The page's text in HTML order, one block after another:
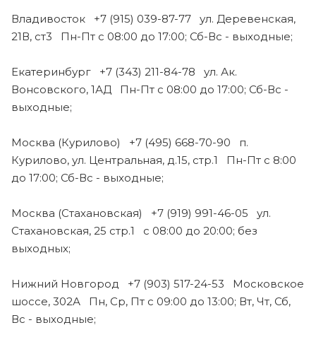
Владивосток +7 (915) 039-87-77 ул. Деревенская,
21В, ст3 Пн-Пт с 08:00 до 17:00; Сб-Вс - выходные;
Екатеринбург +7 (343) 211-84-78 ул. Ак.
Вонсовского, 1АД Пн-Пт с 08:00 до 17:00; Сб-Вс -
выходные;
Москва (Курилово) +7 (495) 668-70-90 п.
Курилово, ул. Центральная, д.15, стр.1 Пн-Пт с 8:00
до 17:00; Сб-Вс - выходные;
Москва (Стахановская) +7 (919) 991-46-05 ул.
Стахановская, 25 стр.1 с 08:00 до 20:00; без
выходных;
Нижний Новгород +7 (903) 517-24-53 Московское
шоссе, 302А Пн, Ср, Пт с 09:00 до 13:00; Вт, Чт, Сб,
Вс - выходные;